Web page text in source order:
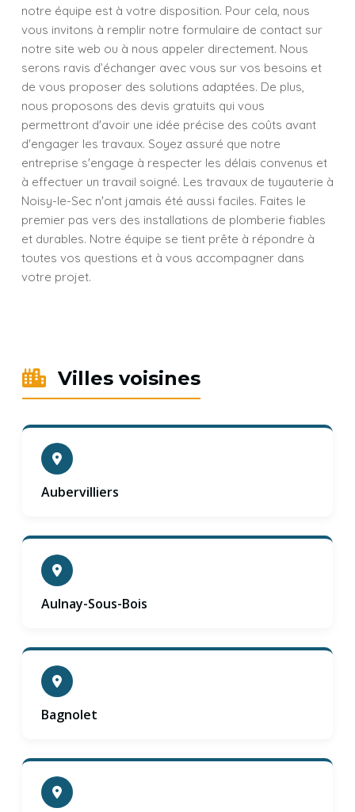
notre équipe est à votre disposition. Pour cela, nous
vous invitons à remplir notre formulaire de contact sur
notre site web ou à nous appeler directement. Nous
serons ravis d’échanger avec vous sur vos besoins et
de vous proposer des solutions adaptées. De plus,
nous proposons des devis gratuits qui vous
permettront d'avoir une idée précise des coûts avant
d'engager les travaux. Soyez assuré que notre
entreprise s'engage à respecter les délais convenus et
à effectuer un travail soigné. Les travaux de tuyauterie à
Noisy-le-Sec n'ont jamais été aussi faciles. Faites le
premier pas vers des installations de plomberie fiables
et durables. Notre équipe se tient prête à répondre à
toutes vos questions et à vous accompagner dans
votre projet.
Villes voisines
Aubervilliers
Aulnay-Sous-Bois
Bagnolet